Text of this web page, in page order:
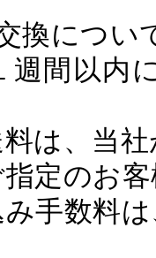
換につい
週間以
料は、当
指定のお
み手数料